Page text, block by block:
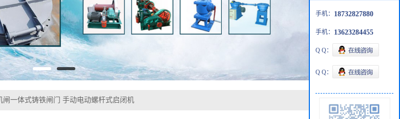
闸一体式铸铁闸门 手动电动螺杆式启闭机
手机： 18732827880
手机： 13623284455
Q Q：
Q Q：